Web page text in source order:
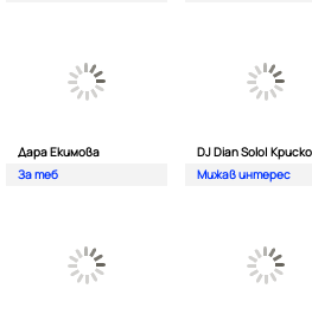
Дара Екимова
За теб
Мижав интерес